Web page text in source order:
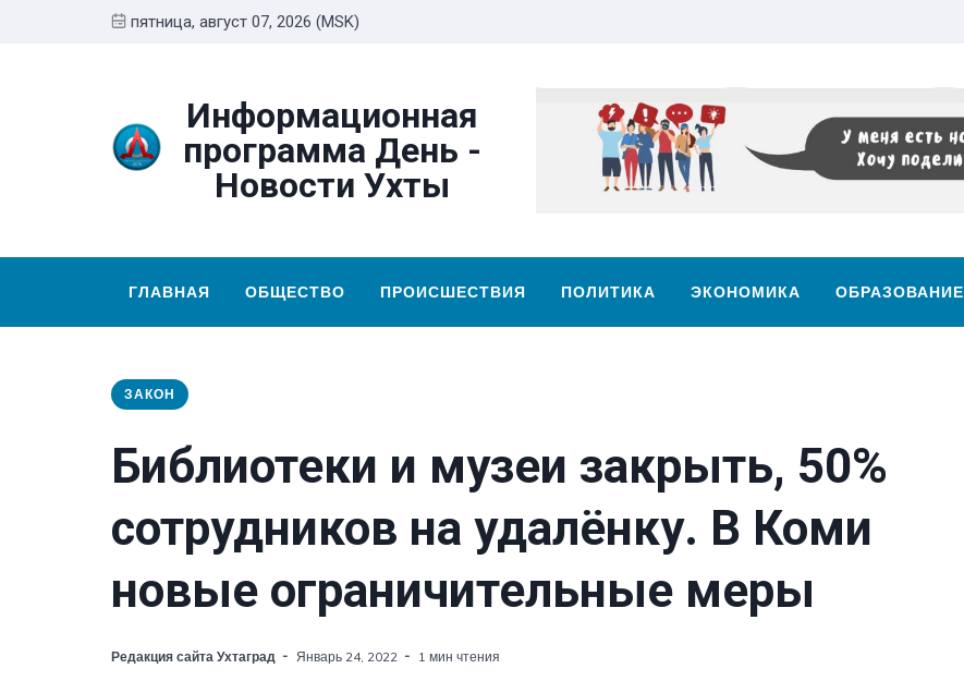
пятница, август 07, 2026 (MSK)
Информационная
программа День -
Новости Ухты
ГЛАВНАЯ ОБЩЕСТВО ПРОИСШЕСТВИЯ ПОЛИТИКА ЭКОНОМИКА ОБРАЗОВАНИЕ
ЗАКОН
Библиотеки и музеи закрыть, 50%
сотрудников на удалёнку. В Коми
новые ограничительные меры
Редакция сайта Ухтаград Январь 24, 2022 1 мин чтения